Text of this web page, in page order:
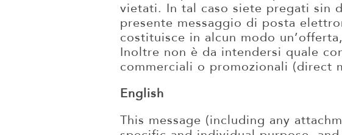
vietati. In tal caso siete pregati sin
presente messaggio di posta
costituisce in alcun modo
Inoltre non è da intendersi quale
commerciali o promozionali (direct
English
This message (including any